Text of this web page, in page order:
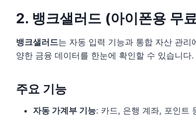
2. 뱅크샐러드 (아이폰용 무
뱅크샐러드는 자동 입력 기능과 통합 자산 관
양한 금융 데이터를 한눈에 확인할 수 있습니다.
주요 기능
자동 가계부 기능: 카드, 은행 계좌, 포인트